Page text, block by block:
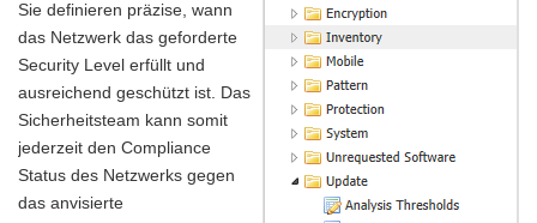
Sie definieren präzise, wann
das Netzwerk das geforderte
Security Level erfüllt und
ausreichend geschützt ist. Das
Sicherheitsteam kann somit
jederzeit den Compliance
Status des Netzwerks gegen
das anvisierte